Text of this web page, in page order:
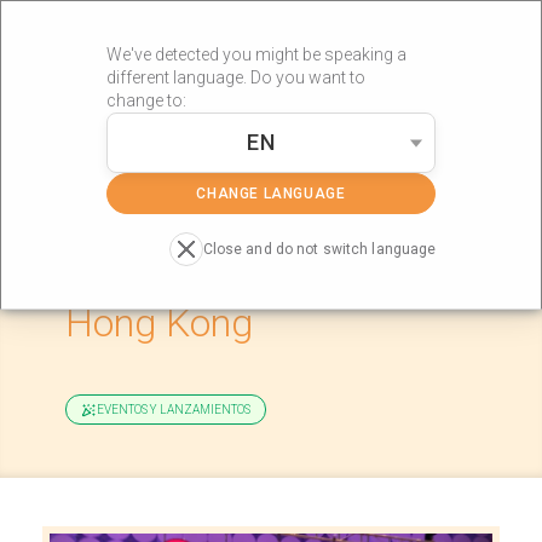
We've detected you might be speaking a
different language. Do you want to
change to:
EN
CHANGE LANGUAGE
Close and do not switch language
» Gran Éxito de RÖS’S en Hong Kong
Gran Éxito de RÖS’S en
Hong Kong
EVENTOS Y LANZAMIENTOS